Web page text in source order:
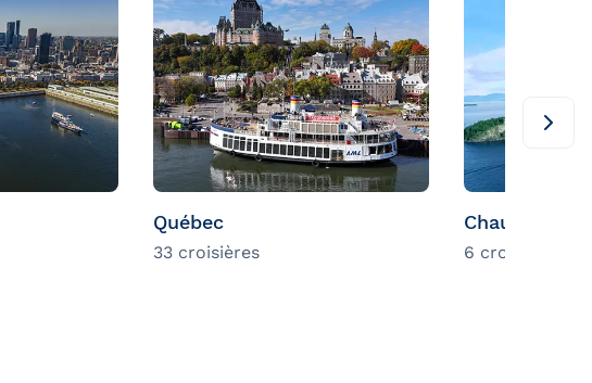
Québec
33 croisières
Chaudière-
6 croisières